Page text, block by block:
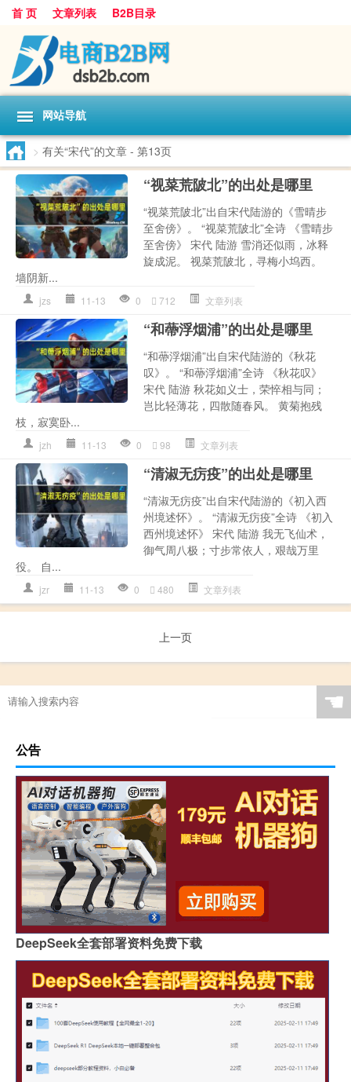
首 页 文章列表 B2B目录
网站导航
> 有关“宋代”的文章 - 第13页
“视菜荒陂北”的出处是哪里
“视菜荒陂北”出自宋代陆游的《雪晴步
至舍傍》。 “视菜荒陂北”全诗 《雪晴步
至舍傍》 宋代 陆游 雪消还似雨，冰释
旋成泥。 视菜荒陂北，寻梅小坞西。
墙阴新...
jzs 11-13 0 712 文章列表
“和蔕浮烟浦”的出处是哪里
“和蔕浮烟浦”出自宋代陆游的《秋花
叹》。 “和蔕浮烟浦”全诗 《秋花叹》
宋代 陆游 秋花如义士，荣悴相与同；
岂比轻薄花，四散随春风。 黄菊抱残
枝，寂寞卧...
jzh 11-13 0 98 文章列表
“清淑无疠疫”的出处是哪里
“清淑无疠疫”出自宋代陆游的《初入西
州境述怀》。 “清淑无疠疫”全诗 《初入
西州境述怀》 宋代 陆游 我无飞仙术，
御气周八极；寸步常依人，艰哉万里
役。 自...
jzr 11-13 0 480 文章列表
上一页
☚
公告
DeepSeek全套部署资料免费下载